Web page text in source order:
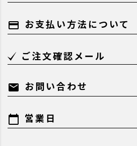
payment お支払い方法について
ご注文確認メール
mail お問い合わせ
calendar_today 営業日